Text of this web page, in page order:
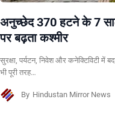
अनुच्छेद 370 हटने के 7
पर बढ़ता कश्मीर
सुरक्षा, पर्यटन, निवेश और कनेक्टिविटी
भी पूरी तरह…
By Hindustan Mirror News